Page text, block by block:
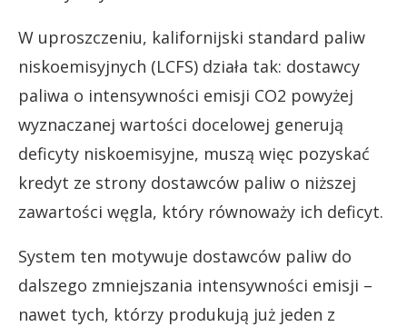
W uproszczeniu, kalifornijski standard paliw
niskoemisyjnych (LCFS) działa tak: dostawcy
paliwa o intensywności emisji CO2 powyżej
wyznaczanej wartości docelowej generują
deficyty niskoemisyjne, muszą więc pozyskać
kredyt ze strony dostawców paliw o niższej
zawartości węgla, który równoważy ich deficyt.
System ten motywuje dostawców paliw do
dalszego zmniejszania intensywności emisji –
nawet tych, którzy produkują już jeden z